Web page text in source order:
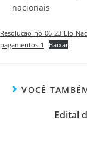
nacionais
Resolucao-no-06-23-Elo-
pagamentos-1
Baixar
VOCÊ
Edital